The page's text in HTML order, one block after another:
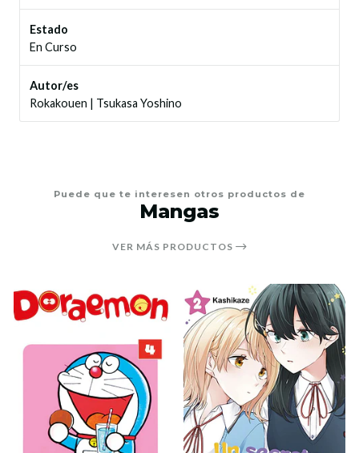
Estado
En Curso
Autor/es
Rokakouen | Tsukasa Yoshino
Puede que te interesen otros productos de
Mangas
VER MÁS PRODUCTOS